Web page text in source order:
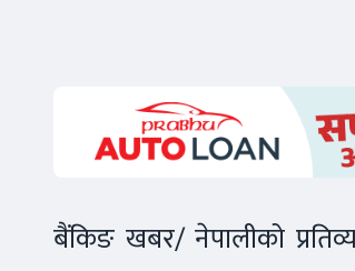
बैंकिङ खबर/ नेपालीको